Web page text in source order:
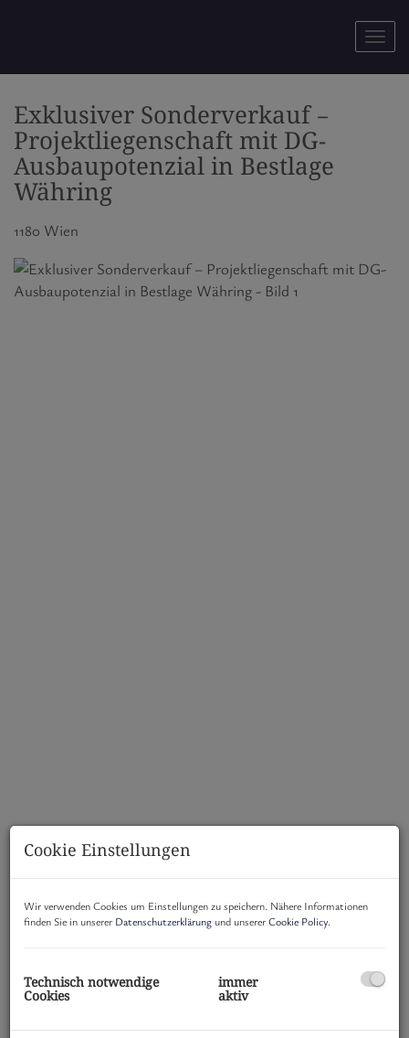
Exklusiver Sonderverkauf –
Projektliegenschaft mit DG-
Ausbaupotenzial in Bestlage
Währing
1180 Wien
Cookie Einstellungen
Wir verwenden Cookies um Einstellungen zu speichern. Nähere Informationen
finden Sie in unsererDatenschutzerklärung und unsererCookie Policy.
Technisch notwendige
Cookies
immer
aktiv